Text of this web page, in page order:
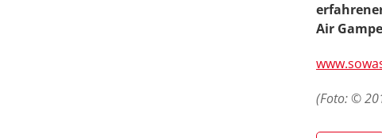
Air
(Foto: ©